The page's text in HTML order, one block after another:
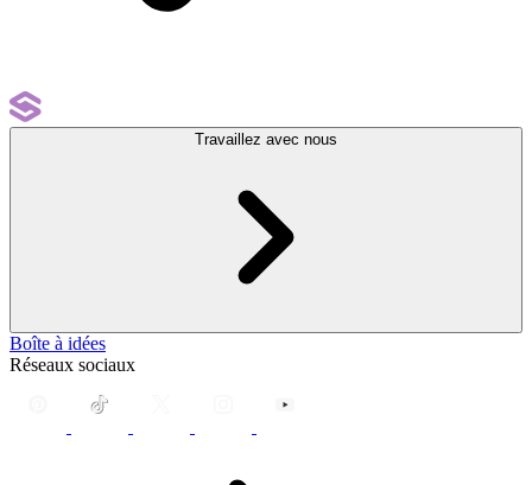
Travaillez avec nous
Boîte à idées
Réseaux sociaux